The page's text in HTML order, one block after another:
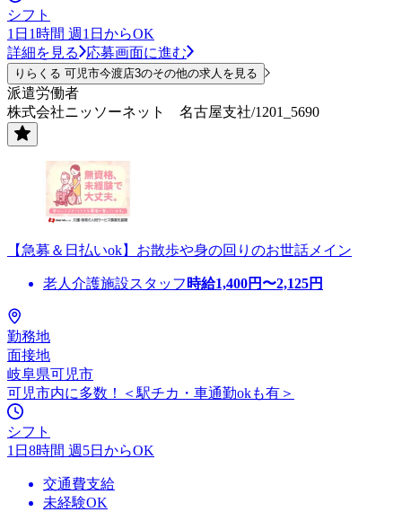
シフト
1日1時間 週1日からOK
詳細を見る
応募画面に進む
りらくる 可児市今渡店3のその他の求人を見る
派遣労働者
株式会社ニッソーネット 名古屋支社/1201_5690
【急募＆日払いok】お散歩や身の回りのお世話メイン
老人介護施設スタッフ 時給1,400円〜2,125円
勤務地
面接地
岐阜県可児市
可児市内に多数！＜駅チカ・車通勤okも有＞
シフト
1日8時間 週5日からOK
交通費支給
未経験OK